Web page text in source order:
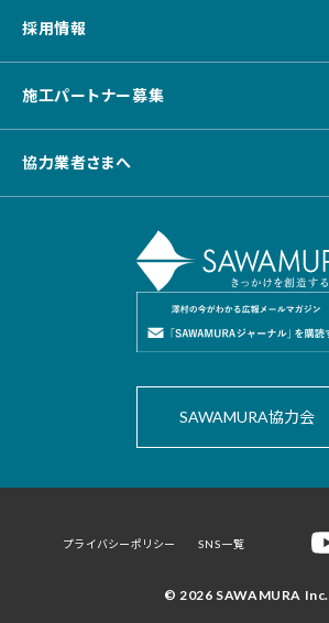
採用情報
キャリア採用
新卒採用
施工パートナー募集
協力業者さまへ
SAWAMURA協力会
© 2026 SAWAMURA Inc.
プライバシーポリシー SNS一覧